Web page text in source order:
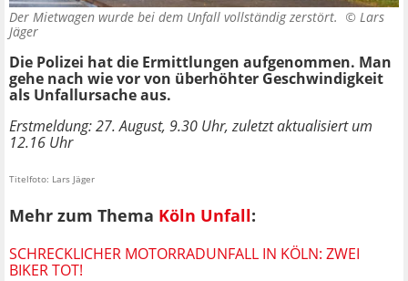
Der Mietwagen wurde bei dem Unfall vollständig zerstört. © Lars
Jäger
Die Polizei hat die Ermittlungen aufgenommen. Man
gehe nach wie vor von überhöhter Geschwindigkeit
als Unfallursache aus.
Erstmeldung: 27. August, 9.30 Uhr, zuletzt aktualisiert um
12.16 Uhr
Titelfoto: Lars Jäger
Mehr zum Thema Köln Unfall:
SCHRECKLICHER MOTORRADUNFALL IN KÖLN: ZWEI
BIKER TOT!